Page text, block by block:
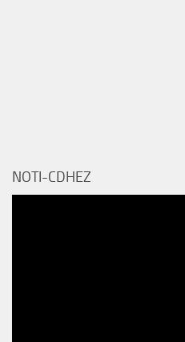
NOTI-CDHEZ